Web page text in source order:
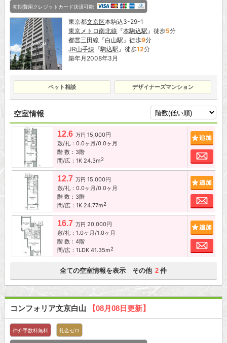
初期費用クレジットカード決済可能
東京都文京区本駒込3-29-1
東京メトロ南北線 『本駒込駅 』徒歩5分
都営三田線 『白山駅 』徒歩9分
JR山手線 『駒込駅 』徒歩12分
築年月2008年3月
ペット相談 デザイナーズマンション
空室情報
12.6 万円 15,000円
敷/礼：0.0ヶ月/0.0ヶ月
階 数：3階
間/広：1K 24.3m2
お
12.7 万円 15,000円
敷/礼：0.0ヶ月/0.0ヶ月
階 数：3階
間/広：1K 24.77m2
お
16.7 万円 20,000円
敷/礼：1.0ヶ月/1.0ヶ月
階 数：4階
間/広：1LDK 41.35m2
お
全ての空室情報を表示 その他 2 件
コンフォリア文京白山 【08月08日更新】
仲介手数料無料 礼金ゼロ